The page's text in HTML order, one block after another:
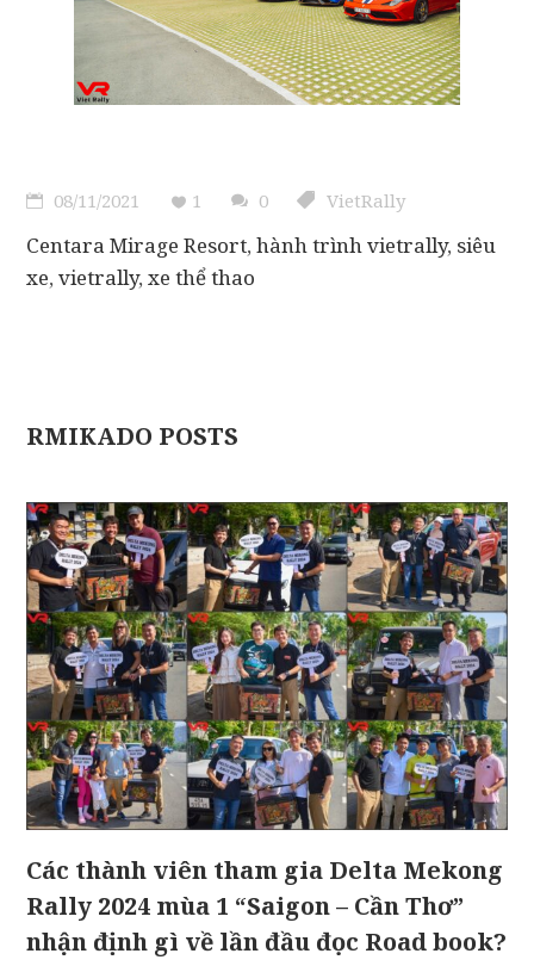
08/11/2021 1 0 VietRally
Centara Mirage Resort,hành trình vietrally, siêu
xe,vietrally,xe thể thao
RMIKADO POSTS
Các thành viên tham gia Delta Mekong
Rally 2024 mùa 1 “Saigon – Cần Thơ”
nhận định gì về lần đầu đọc Road book?